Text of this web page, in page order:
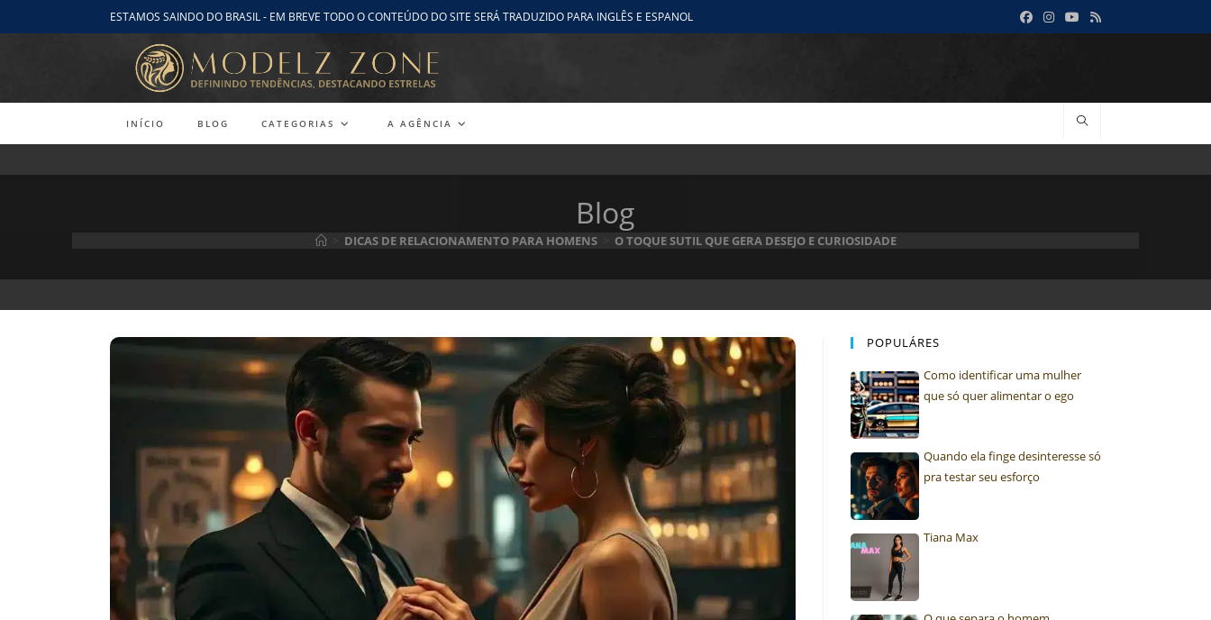
para
ESTAMOS SAINDO DO BRASIL - EM BREVE TODO O CONTEÚDO DO SITE SERÁ TRADUZIDO PARA INGLÊS E ESPANOL
INÍCIO BLOG CATEGORIAS A AGÊNCIA
Blog
DICAS DE RELACIONAMENTO PARA HOMENS O TOQUE SUTIL QUE GERA DESEJO E CURIOSIDADE
POPULÁRES
Como identificar uma mulher
que só quer alimentar o ego
Quando ela finge desinteresse só
pra testar seu esforço
Tiana Max